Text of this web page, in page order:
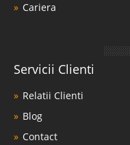
Cariera
Servicii Clienti
Relatii Clienti
Blog
Contact